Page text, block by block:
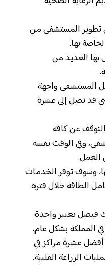
تطوير المستشفى من
بها.
العديد من
المستشفى واجهة
قد تصل إلى عشرة
عن كافة
وفي الوقت نفسه
وسوف توفر الخدمات
الطاقة خلال فترة
فيصل تعتبر واحدة
المملكة بشكل عام.
عشرة مراكز في
الزراعة القلبية.